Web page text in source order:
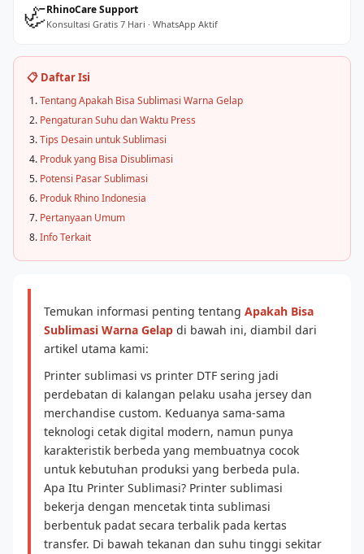
🦏RhinoCare Support
Konsultasi Gratis 7 Hari · WhatsApp Aktif
📋 Daftar Isi
Tentang Apakah Bisa Sublimasi Warna Gelap
Pengaturan Suhu dan Waktu Press
Tips Desain untuk Sublimasi
Produk yang Bisa Disublimasi
Potensi Pasar Sublimasi
Produk Rhino Indonesia
Pertanyaan Umum
Info Terkait
Temukan informasi penting tentang Apakah Bisa
Sublimasi Warna Gelap di bawah ini, diambil dari
artikel utama kami:
Printer sublimasi vs printer DTF sering jadi
perdebatan di kalangan pelaku usaha jersey dan
merchandise custom. Keduanya sama-sama
teknologi cetak digital modern, namun punya
karakteristik berbeda yang membuatnya cocok
untuk kebutuhan produksi yang berbeda pula.
Apa Itu Printer Sublimasi? Printer sublimasi
bekerja dengan mencetak tinta sublimasi
berbentuk padat secara terbalik pada kertas
transfer. Di bawah tekanan dan suhu tinggi sekitar